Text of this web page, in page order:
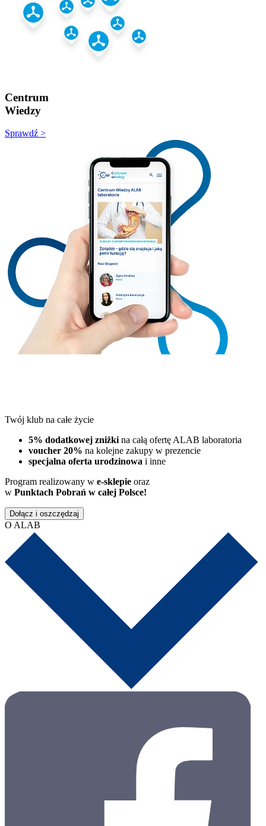
Centrum
Wiedzy
Sprawdź >
Twój klub na całe życie
5% dodatkowej zniżki na całą ofertę ALAB laboratoria
voucher 20% na kolejne zakupy w prezencie
specjalna oferta urodzinowa i inne
Program realizowany w e-sklepie oraz
w Punktach Pobrań w całej Polsce!
Dołącz i oszczędzaj
O ALAB